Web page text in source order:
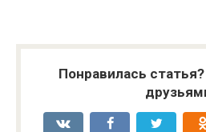
Понравилась